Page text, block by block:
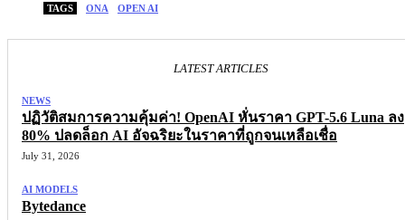
TAGS ONA OPEN AI
LATEST ARTICLES
NEWS
ปฏิวัติสมการความคุ้มค่า! OpenAI หั่นราคา GPT-5.6 Luna ลง
80% ปลดล็อก AI อัจฉริยะในราคาที่ถูกจนเหลือเชื่อ
July 31, 2026
AI MODELS
Bytedance